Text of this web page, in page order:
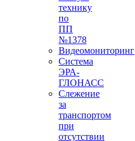
технику
по
ПП
№1378
Видеомониторинг
Система
ЭРА-
ГЛОНАСС
Слежение
за
транспортом
при
отсутствии